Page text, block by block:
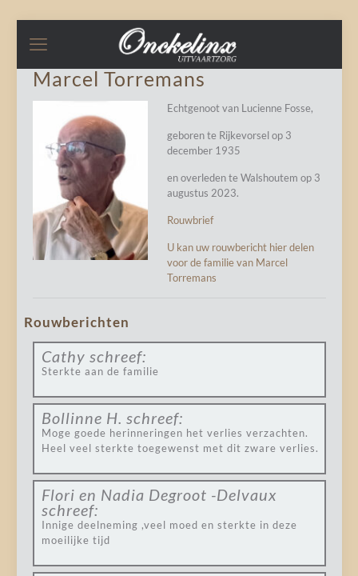
Marcel Torremans
Echtgenoot van Lucienne Fosse,
geboren te Rijkevorsel op 3
december 1935
en overleden te Walshoutem op 3
augustus 2023.
Rouwbrief
U kan uw rouwbericht hier delen
voor de familie van Marcel
Torremans
Rouwberichten
Cathy schreef:
Sterkte aan de familie
Bollinne H. schreef:
Moge goede herinneringen het verlies verzachten.
Heel veel sterkte toegewenst met dit zware verlies.
Flori en Nadia Degroot -Delvaux
schreef:
Innige deelneming ,veel moed en sterkte in deze
moeilijke tijd